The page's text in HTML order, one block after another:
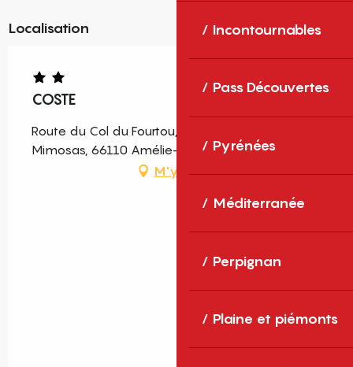
Incontournables
Pass Découvertes
Pyrénées
Méditerranée
Perpignan
Plaine et piémonts
Localisation
COSTE
Route du Col du Fourtou, Résidence Les
Mimosas, 66110 Amélie-les-Bains-Palalda
M'y rendre